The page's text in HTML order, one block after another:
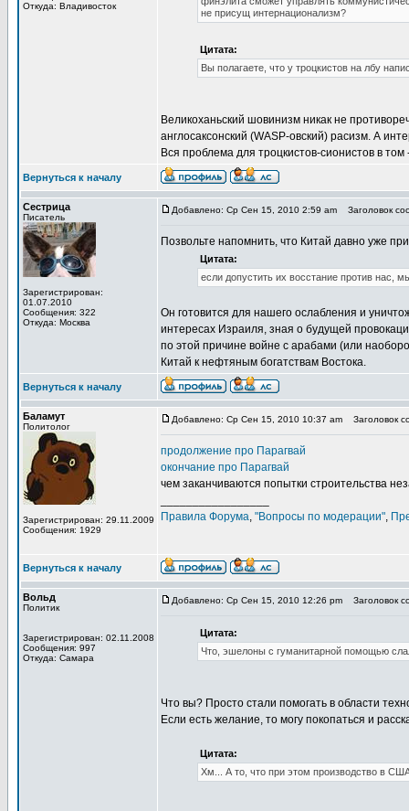
Откуда: Владивосток
не присущ интернационализм?
Цитата:
Вы полагаете, что у троцкистов на лбу
Великоханьский шовинизм никак не
англосаксонский (WASP-овский) расизм. А
Вся проблема для троцкистов-сионистов в
Вернуться к началу
Сестрица
Писатель
Зарегистрирован:
01.07.2010
Сообщения: 322
Откуда: Москва
Добавлено: Ср Сен 15, 2010 2:59 am Заголовок
Позвольте напомнить, что Китай давно уже
Цитата:
если допустить их восстание против нас,
Он готовится для нашего ослабления и
интересах Израиля, зная о будущей
по этой причине войне с арабами (или
Китай к нефтяным богатствам Востока.
Вернуться к началу
Баламут
Политолог
Зарегистрирован: 29.11.2009
Сообщения: 1929
Добавлено: Ср Сен 15, 2010 10:37 am Заголовок
продолжение про Парагвай
окончание про Парагвай
чем заканчиваются попытки строительства
Правила Форума, "Вопросы по модерации",
Вернуться к началу
Вольд
Политик
Зарегистрирован: 02.11.2008
Сообщения: 997
Откуда: Самара
Добавлено: Ср Сен 15, 2010 12:26 pm Заголовок
Цитата:
Что, эшелоны с гуманитарной помощью
Что вы? Просто стали помогать в области
Если есть желание, то могу покопаться и
Цитата:
Хм... А то, что при этом производство в